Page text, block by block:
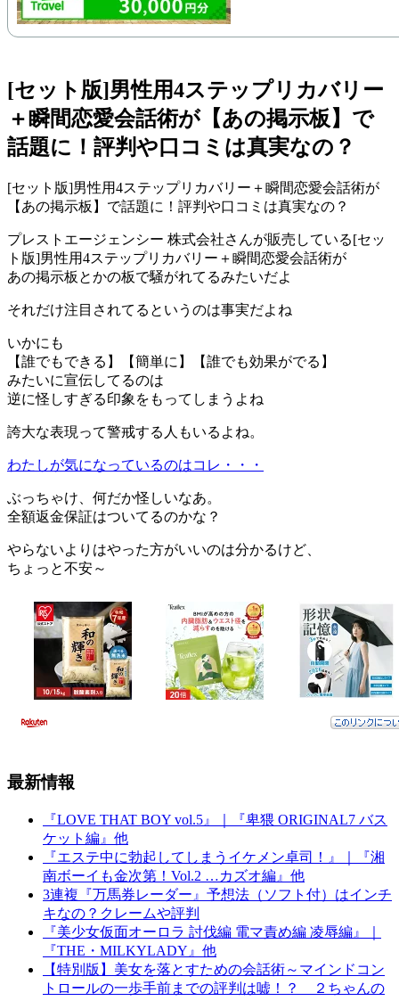
[セット版]男性用4ステップリカバリー
＋瞬間恋愛会話術が【あの掲示板】で
話題に！評判や口コミは真実なの？
[セット版]男性用4ステップリカバリー＋瞬間恋愛会話術が
【あの掲示板】で話題に！評判や口コミは真実なの？
プレストエージェンシー 株式会社さんが販売している[セッ
ト版]男性用4ステップリカバリー＋瞬間恋愛会話術が
あの掲示板とかの板で騒がれてるみたいだよ
それだけ注目されてるというのは事実だよね
いかにも
【誰でもできる】【簡単に】【誰でも効果がでる】
みたいに宣伝してるのは
逆に怪しすぎる印象をもってしまうよね
誇大な表現って警戒する人もいるよね。
わたしが気になっているのはコレ・・・
ぶっちゃけ、何だか怪しいなあ。
全額返金保証はついてるのかな？
やらないよりはやった方がいいのは分かるけど、
ちょっと不安～
最新情報
『LOVE THAT BOY vol.5』｜『卑猥 ORIGINAL7 バス
ケット編』他
『エステ中に勃起してしまうイケメン卓司！』｜『湘
南ボーイも金次第！Vol.2 …カズオ編』他
3連複『万馬券レーダー』予想法（ソフト付）はインチ
キなの？クレームや評判
『美少女仮面オーロラ 討伐編 電マ責め編 凌辱編』｜
『THE・MILKYLADY』他
【特別版】美女を落とすための会話術～マインドコン
トロールの一歩手前までの評判は嘘！？ ２ちゃんの